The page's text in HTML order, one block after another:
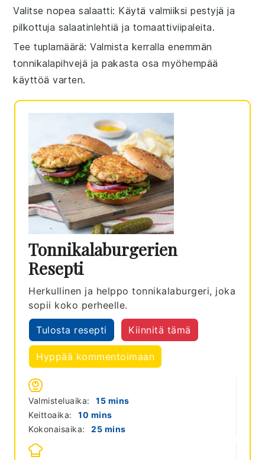
Valitse nopea salaatti: Käytä valmiiksi pestyjä ja
pilkottuja salaatinlehtiä ja tomaattiviipaleita.
Tee tuplamäärä: Valmista kerralla enemmän
tonnikalapihvejä ja pakasta osa myöhempää
käyttöä varten.
Tonnikalaburgerien
Resepti
Herkullinen ja helppo tonnikalaburgeri, joka
sopii koko perheelle.
Tulosta resepti Kiinnitä tämä
Hyppää kommentoimaan
Valmisteluaika: 15minutes
mins
Keittoaika:
10 minutes
mins
Kokonaisaika:
25minutes
mins